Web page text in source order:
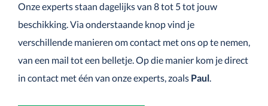
Onze experts staan dagelijks van 8 tot 5 tot jouw
beschikking. Via onderstaande knop vind je
verschillende manieren om contact met ons op te nemen,
van een mail tot een belletje. Op die manier kom je direct
in contact met één van onze experts, zoals Paul.